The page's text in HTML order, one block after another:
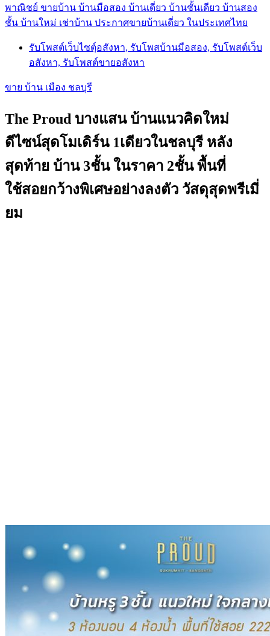
พาณิชย์ ขายบ้าน บ้านมือสอง บ้านเดี่ยว บ้านชั้นเดียว บ้านสอง
ชั้น บ้านใหม่ เช่าบ้าน ประกาศขายบ้านเดี่ยว ในประเทศไทย
รับโพสต์เว็บไซตฺ์อสังหา, รับโพสบ้านมือสอง, รับโพสต์เว็บ
อสังหา, รับโพสต์ขายอสังหา
ขาย บ้าน เมือง ชลบุรี
The Proud บางแสน บ้านแนวคิดใหม่
ดีไซน์สุดโมเดิร์น 1เดียวในชลบุรี หลัง
สุดท้าย บ้าน 3ชั้น ในราคา 2ชั้น พื้นที่
ใช้สอยกว้างพิเศษอย่างลงตัว วัสดุสุดพรีเมี่
ยม